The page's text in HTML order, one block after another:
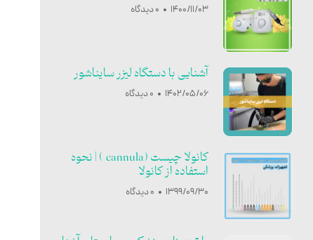
1400/11/03 0 دیدگاه
آشنایی با دستگاه لیزر سایناشور
1402/05/06 0 دیدگاه
کانولا چیست (cannula ) | نحوه
استفاده از کانولا
1399/09/30 0 دیدگاه